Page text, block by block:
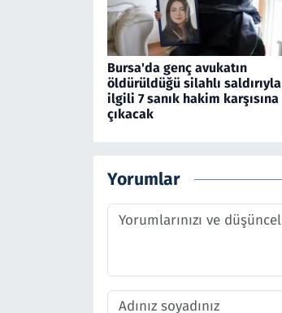
Bursa'da genç avukatın
öldürüldüğü silahlı saldırıyla
ilgili 7 sanık hakim karşısına
çıkacak
Yorumlar